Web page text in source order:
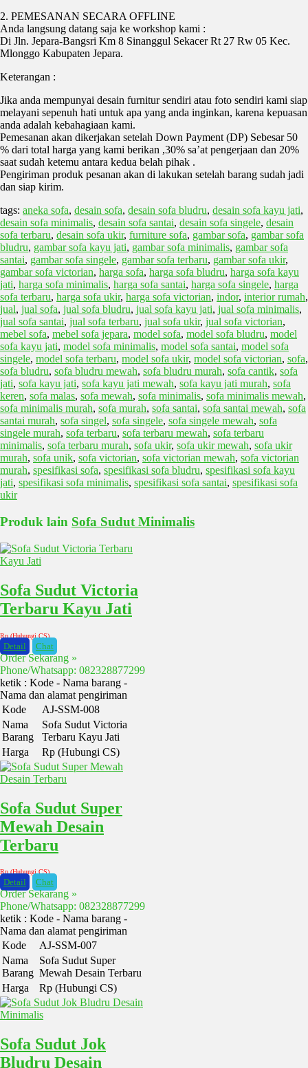
2. PEMESANAN SECARA OFFLINE
Anda langsung datang saja ke workshop kami :
Di Jln. Jepara-Bangsri Km 8 Sinanggul Sekacer Rt 27 Rw 05 Kec.
Mlonggo Kabupaten Jepara.
Keterangan :
Jika anda mempunyai desain furnitur sendiri atau foto sendiri kami siap
melayani sepenuh hati untuk apa yang anda inginkan, karena kepuasan
anda adalah kebahagiaan kami.
Pemesanan akan dikerjakan setelah Down Payment (DP) Sebesar 50
% dari total harga yang kami berikan ,30% sa’at pengerjaan dan 20%
saat sudah ketemu antara kedua belah pihak .
Pengiriman produk pesanan akan di lakukan setelah barang sudah jadi
dan siap kirim.
tags: aneka sofa, desain sofa, desain sofa bludru, desain sofa kayu jati,
desain sofa minimalis, desain sofa santai, desain sofa singele, desain
sofa terbaru, desain sofa ukir, furniture sofa, gambar sofa, gambar sofa
bludru, gambar sofa kayu jati, gambar sofa minimalis, gambar sofa
santai, gambar sofa singele, gambar sofa terbaru, gambar sofa ukir,
gambar sofa victorian, harga sofa, harga sofa bludru, harga sofa kayu
jati, harga sofa minimalis, harga sofa santai, harga sofa singele, harga
sofa terbaru, harga sofa ukir, harga sofa victorian, indor, interior rumah,
jual, jual sofa, jual sofa bludru, jual sofa kayu jati, jual sofa minimalis,
jual sofa santai, jual sofa terbaru, jual sofa ukir, jual sofa victorian,
mebel sofa, mebel sofa jepara, model sofa, model sofa bludru, model
sofa kayu jati, model sofa minimalis, model sofa santai, model sofa
singele, model sofa terbaru, model sofa ukir, model sofa victorian, sofa,
sofa bludru, sofa bludru mewah, sofa bludru murah, sofa cantik, sofa
jati, sofa kayu jati, sofa kayu jati mewah, sofa kayu jati murah, sofa
keren, sofa malas, sofa mewah, sofa minimalis, sofa minimalis mewah,
sofa minimalis murah, sofa murah, sofa santai, sofa santai mewah, sofa
santai murah, sofa singel, sofa singele, sofa singele mewah, sofa
singele murah, sofa terbaru, sofa terbaru mewah, sofa terbaru
minimalis, sofa terbaru murah, sofa ukir, sofa ukir mewah, sofa ukir
murah, sofa unik, sofa victorian, sofa victorian mewah, sofa victorian
murah, spesifikasi sofa, spesifikasi sofa bludru, spesifikasi sofa kayu
jati, spesifikasi sofa minimalis, spesifikasi sofa santai, spesifikasi sofa
ukir
Produk lain Sofa Sudut Minimalis
Sofa Sudut Victoria
Terbaru Kayu Jati
Rp (Hubungi CS)
Detail Chat
Order Sekarang »
Phone/Whatsapp: 082328877299
ketik : Kode - Nama barang -
Nama dan alamat pengiriman
Kode
AJ-SSM-008
Nama
Barang
Sofa Sudut Victoria
Terbaru Kayu Jati
Harga
Rp (Hubungi CS)
Sofa Sudut Super
Mewah Desain
Terbaru
Rp (Hubungi CS)
Detail Chat
Order Sekarang »
Phone/Whatsapp: 082328877299
ketik : Kode - Nama barang -
Nama dan alamat pengiriman
Kode
AJ-SSM-007
Nama
Barang
Sofa Sudut Super
Mewah Desain Terbaru
Harga
Rp (Hubungi CS)
Sofa Sudut Jok
Bludru Desain